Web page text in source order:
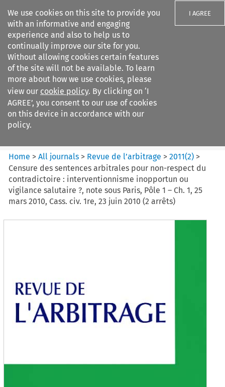
We use cookies on this site to provide you
with an informative and engaging
experience and also to help us to
continually improve our site for you.
Without allowing cookies certain features
of the site will not be available. To learn
more about how we use cookies, please
view our cookie policy. By clicking on ‘I
AGREE’, you consent to our use of cookies
on this device in accordance with our
policy.
I AGREE
Search filters
Revue de
l%E2%80%99arbitrage
Home >All journals > Revue de l’arbitrage >2011(2) >
Censure des sentences arbitrales pour non-respect du
contradictoire : interventionnisme inopportun ou
vigilance salutaire ?, note sous Paris, Pôle 1 – Ch. 1, 25
mars 2010, Cass. civ. 1re, 23 juin 2010 (2 arrêts)